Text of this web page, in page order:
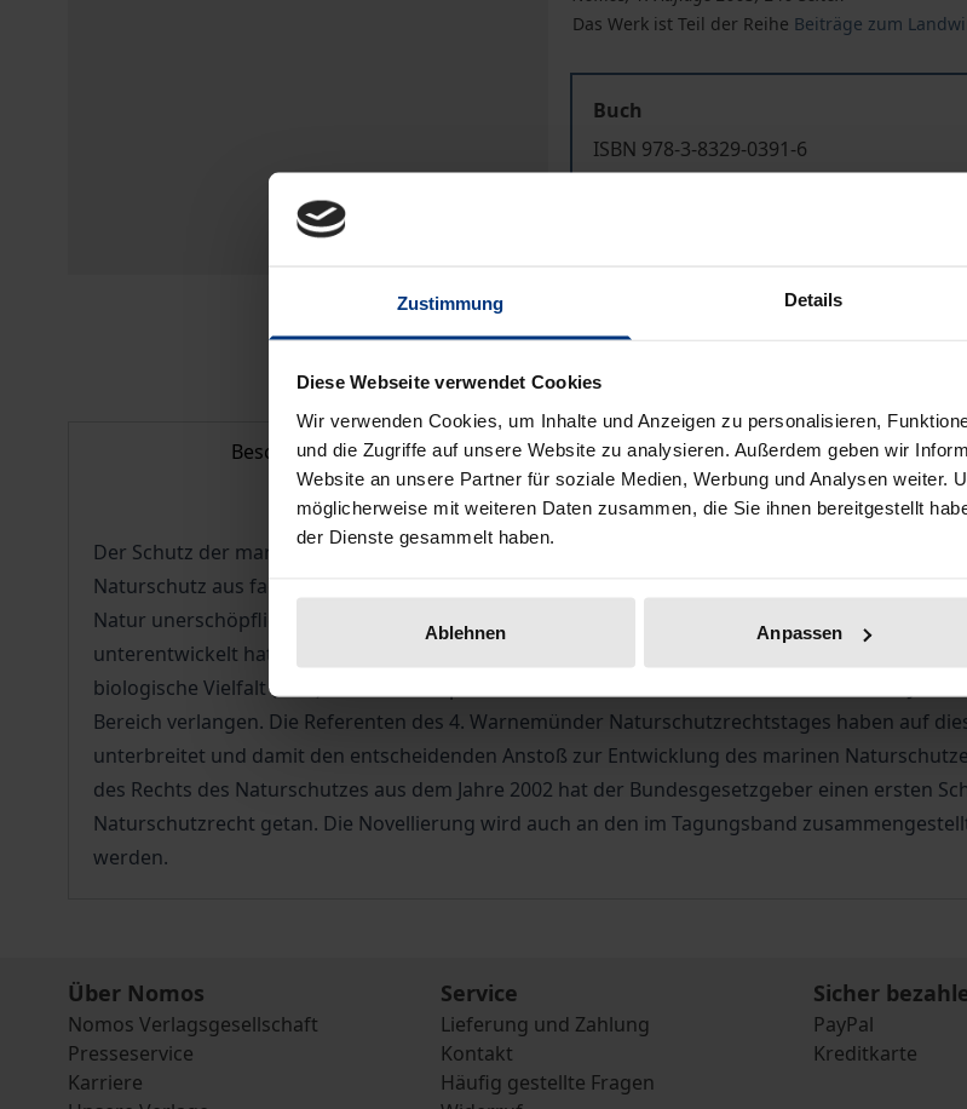
Zustimmung Details
Diese Webseite verwendet Cookies
Wir verwenden Cookies, um Inhalte und Anzeigen zu personalisieren,
und die Zugriffe auf unsere Website zu analysieren. Außerdem geben wir
Website an unsere Partner für soziale Medien, Werbung und Analysen weiter.
möglicherweise mit weiteren Daten zusammen, die Sie ihnen bereitgestellt
der Dienste gesammelt haben.
Ablehnen Anpassen
Das Werk ist Teil der Reihe Beiträge zum
Buch
ISBN 978-3-8329-0391-6
In den Warenkorb
Hinweise zu Versandkosten
Beschreibung Bibliografische Angaben
Der Schutz der marinen Ökosysteme, der marinen Tier- und Pflanzenarten und ihrer
Naturschutz aus fachlicher und rechtlicher Sicht eine Vielzahl von Besonderheiten auf.
Natur unerschöpflich, war der marine Naturschutz in der öffentlichen Diskussion in
unterentwickelt hatte sich das auf den terrestrischen Bereich ausgerichtete nationale
biologische Vielfalt (CBD) und das Europäische Habitatschutzrecht seit nunmehr über 10
Bereich verlangen. Die Referenten des 4. Warnemünder Naturschutzrechtstages haben auf
unterbreitet und damit den entscheidenden Anstoß zur Entwicklung des marinen
des Rechts des Naturschutzes aus dem Jahre 2002 hat der Bundesgesetzgeber einen ersten
Naturschutzrecht getan. Die Novellierung wird auch an den im Tagungsband
werden.
Über Nomos
Nomos Verlagsgesellschaft
Presseservice
Karriere
Service
Lieferung und Zahlung
Kontakt
Häufig gestellte Fragen
Sicher
PayPal
Kreditkarte